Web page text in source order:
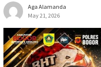
Aga Alamanda
May 21, 2026